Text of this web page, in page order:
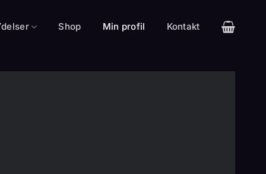
Shop Min profil Kontakt